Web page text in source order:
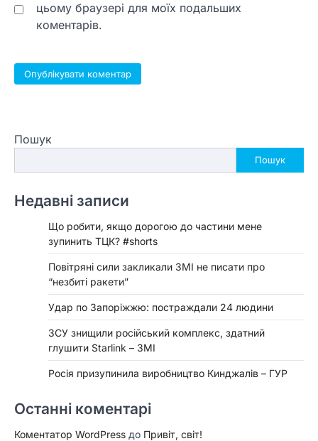
цьому браузері для моїх подальших
коментарів.
Пошук
Пошук
Недавні записи
Що робити, якщо дорогою до частини мене
зупинить ТЦК? #shorts
Повітряні сили закликали ЗМІ не писати про
“незбиті ракети”
Удар по Запоріжжю: постраждали 24 людини
ЗСУ знищили російський комплекс, здатний
глушити Starlink – ЗМІ
Росія призупинила виробництво Кинджалів – ГУР
Останні коментарі
Коментатор WordPress до Привіт, світ!